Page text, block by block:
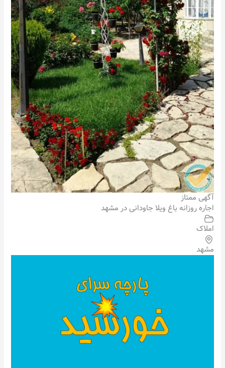
آگهی ممتاز
اجاره روزانه باغ ویلا جاودانی در مشهد
املاک
مشهد